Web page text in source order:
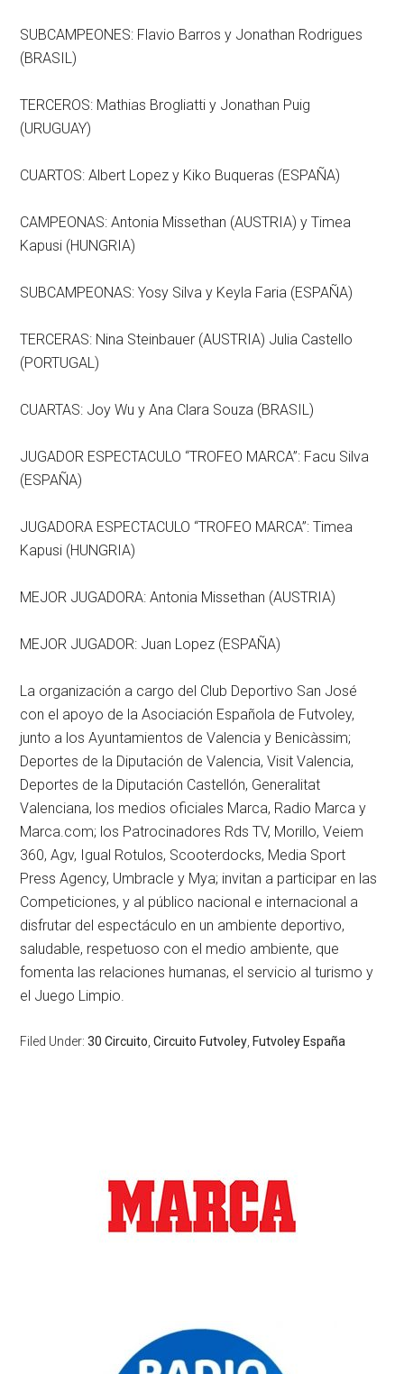
SUBCAMPEONES: Flavio Barros y Jonathan Rodrigues
(BRASIL)
TERCEROS: Mathias Brogliatti y Jonathan Puig
(URUGUAY)
CUARTOS: Albert Lopez y Kiko Buqueras (ESPAÑA)
CAMPEONAS: Antonia Missethan (AUSTRIA) y Timea
Kapusi (HUNGRIA)
SUBCAMPEONAS: Yosy Silva y Keyla Faria (ESPAÑA)
TERCERAS: Nina Steinbauer (AUSTRIA) Julia Castello
(PORTUGAL)
CUARTAS: Joy Wu y Ana Clara Souza (BRASIL)
JUGADOR ESPECTACULO “TROFEO MARCA”: Facu Silva
(ESPAÑA)
JUGADORA ESPECTACULO “TROFEO MARCA”: Timea
Kapusi (HUNGRIA)
MEJOR JUGADORA: Antonia Missethan (AUSTRIA)
MEJOR JUGADOR: Juan Lopez (ESPAÑA)
La organización a cargo del Club Deportivo San José
con el apoyo de la Asociación Española de Futvoley,
junto a los Ayuntamientos de Valencia y Benicàssim;
Deportes de la Diputación de Valencia, Visit Valencia,
Deportes de la Diputación Castellón, Generalitat
Valenciana, los medios oficiales Marca, Radio Marca y
Marca.com; los Patrocinadores Rds TV, Morillo, Veiem
360, Agv, Igual Rotulos, Scooterdocks, Media Sport
Press Agency, Umbracle y Mya; invitan a participar en las
Competiciones, y al público nacional e internacional a
disfrutar del espectáculo en un ambiente deportivo,
saludable, respetuoso con el medio ambiente, que
fomenta las relaciones humanas, el servicio al turismo y
el Juego Limpio.
Filed Under:30 Circuito,Circuito Futvoley, Futvoley España